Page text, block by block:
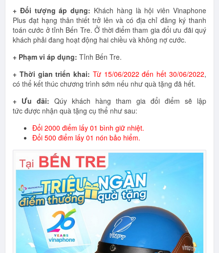
+ Đối tượng áp dụng: Khách hàng là hội viên Vinaphone
Plus đạt hạng thân thiết trở lên và có địa chỉ đăng ký thanh
toán cước ở tỉnh Bến Tre. Ở thời điểm tham gia đổi ưu đãi quý
khách phải đang hoạt động hai chiều và không nợ cước.
+ Phạm vi áp dụng: Tỉnh Bến Tre.
+ Thời gian triển khai: Từ 15/06/2022 đến hết 30/06/2022,
có thể kết thúc chương trình sớm nếu như quà tặng đã hết.
+ Ưu đãi: Qúy khách hàng tham gia đổi điểm sẽ lập
tức được nhận quà tặng cụ thể như sau:
Đổi 2000 điểm lấy 01 bình giữ nhiệt.
Đổi 500 điểm lấy 01 nón bảo hiểm.